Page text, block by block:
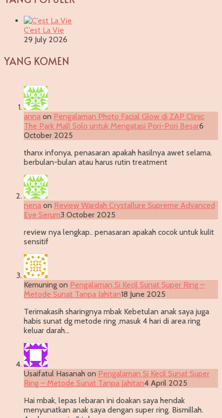
C’est La Vie
29 July 2026
YANG KOMEN
anna on Pengalaman Photo Facial Glow di ZAP Clinic
The Park Mall Solo untuk Mengatasi Pori-Pori Besar6
October 2025
thanx infonya, penasaran apakah hasilnya awet selama.
berbulan-bulan atau harus rutin treatment
nena on Review Wardah Crystallure Supreme Advanced
Eye Serum3 October 2025
review nya lengkap.. penasaran apakah cocok untuk kulit
sensitif
Kemuning on Pengalaman Si Kecil Sunat Super Ring –
Metode Sunat Tanpa Jahitan18 June 2025
Terimakasih sharingnya mbak Kebetulan anak saya juga
habis sunat dg metode ring ,masuk 4 hari di area ring
keluar darah…
Usaifatul Hasanah on Pengalaman Si Kecil Sunat Super
Ring – Metode Sunat Tanpa Jahitan4 April 2025
Hai mbak, lepas lebaran ini doakan saya hendak
menyunatkan anak saya dengan super ring. Bismillah.